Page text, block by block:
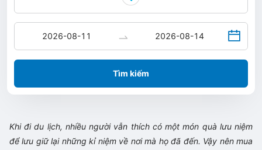
Tìm kiếm
Khi đi du lịch, nhiều người vẫn thích có một món quà lưu niệm
để lưu giữ lại những kỉ niệm về nơi mà họ đã đến. Vậy nên mua